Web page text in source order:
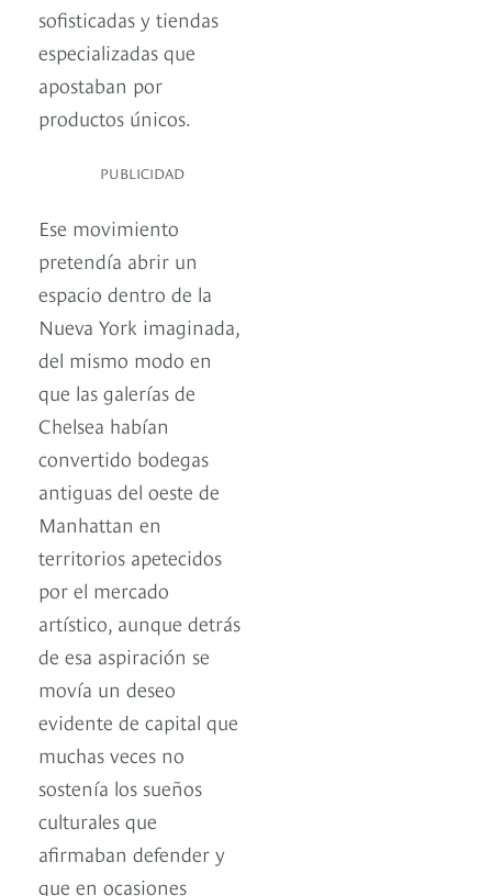
sofisticadas y tiendas
especializadas que
apostaban por
productos únicos.
PUBLICIDAD
Ese movimiento
pretendía abrir un
espacio dentro de la
Nueva York imaginada,
del mismo modo en
que las galerías de
Chelsea habían
convertido bodegas
antiguas del oeste de
Manhattan en
territorios apetecidos
por el mercado
artístico, aunque detrás
de esa aspiración se
movía un deseo
evidente de capital que
muchas veces no
sostenía los sueños
culturales que
afirmaban defender y
que en ocasiones